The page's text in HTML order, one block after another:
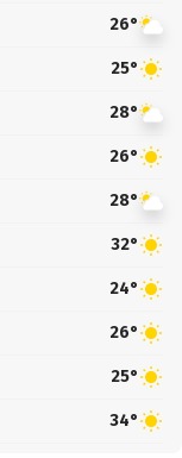
26°
25°
28°
26°
28°
32°
24°
26°
25°
34°